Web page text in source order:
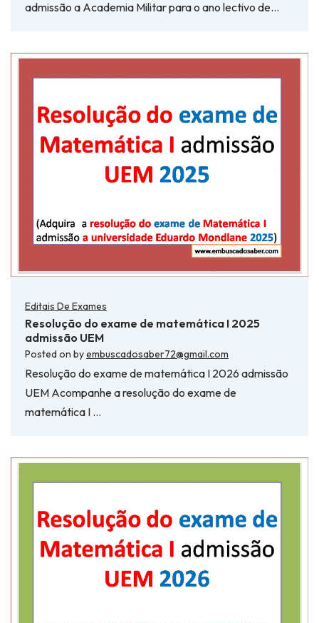
admissão a Academia Militar para o ano lectivo de…
Editais De Exames
Resolução do exame de matemática I 2025
admissão UEM
Posted on byembuscadosaber72@gmail.com
Resolução do exame de matemática I 2026 admissão
UEM Acompanhe a resolução do exame de
matemática I …